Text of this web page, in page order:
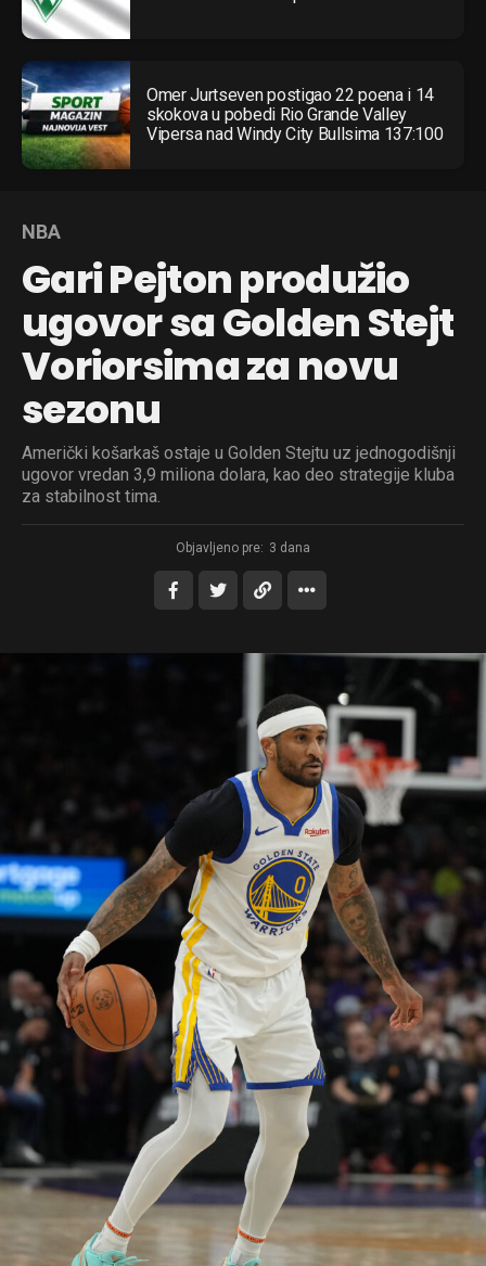
Omer Jurtseven postigao 22 poena i 14
skokova u pobedi Rio Grande Valley
Vipersa nad Windy City Bullsima 137:100
NBA
Gari Pejton produžio
ugovor sa Golden Stejt
Voriorsima za novu
sezonu
Američki košarkaš ostaje u Golden Stejtu uz jednogodišnji
ugovor vredan 3,9 miliona dolara, kao deo strategije kluba
za stabilnost tima.
Objavljeno pre: 3 dana